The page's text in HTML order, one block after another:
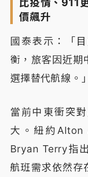
比疫情、911
價飆升
國泰表示：「
衡，旅客因近期
選擇替代航線。」
當前中東衝突
大。紐約Alton
Bryan Terry指
航班需求依然存